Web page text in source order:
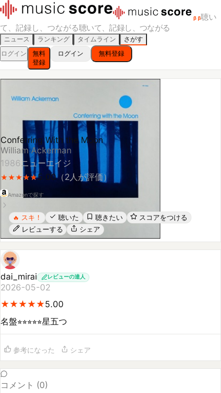
β β聴い
て、記録し、つながる聴いて、記録し、つながる
ニュース ランキング タイムライン
さがす
ログイン
無料
登録
ログイン 無料登録
Conferring With the Moon
William Ackerman
1986ニューエイジ
★
★★
★★
★ ★
★★
★5.00（2人が評価）
Amazonで探す
聴いた 聴きたい
レビューする
シェア
dai_mirai
2026-05-02
★
★★
★★
★★
★★
★5.00
参考になった シェア
コメント (0
まだコメントがありません